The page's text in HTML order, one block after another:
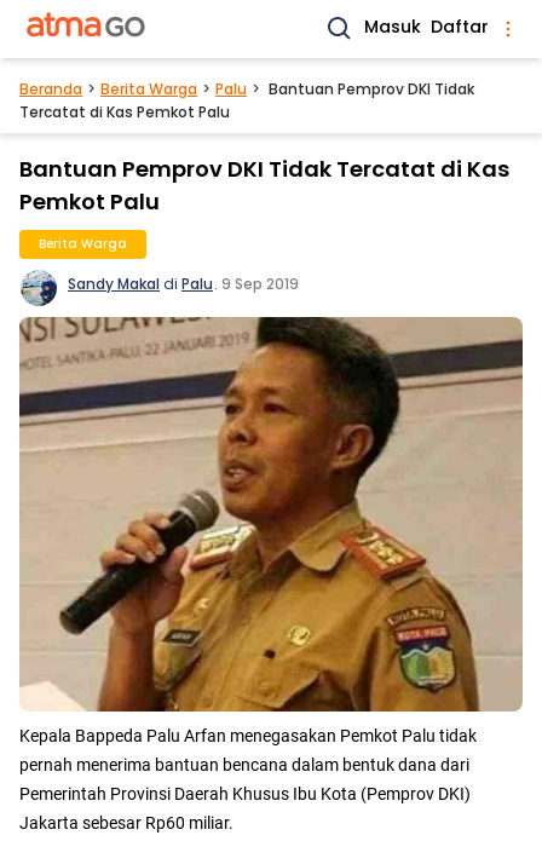
Masuk Daftar
Beranda Berita Warga Palu
Bantuan Pemprov DKI Tidak
Tercatat di Kas Pemkot Palu
Bantuan Pemprov DKI Tidak Tercatat di Kas
Pemkot Palu
Berita Warga
Sandy Makaldi Palu. 9 Sep 2019
Kepala Bappeda Palu Arfan menegasakan Pemkot Palu tidak
pernah menerima bantuan bencana dalam bentuk dana dari
Pemerintah Provinsi Daerah Khusus Ibu Kota (Pemprov DKI)
Jakarta sebesar Rp60 miliar.